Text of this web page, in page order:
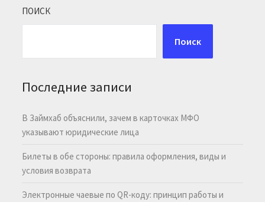
ПОИСК
Поиск
Последние записи
В Займхаб объяснили, зачем в карточках МФО
указывают юридические лица
Билеты в обе стороны: правила оформления, виды и
условия возврата
Электронные чаевые по QR-коду: принцип работы и